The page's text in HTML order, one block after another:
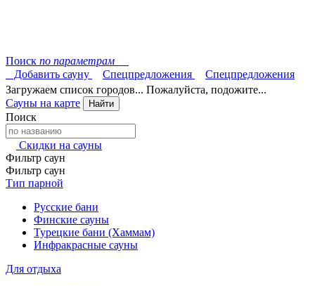
Поиск по параметрам
Добавить сауну
Спецпредложения
Спецпредложения
Загружаем список городов... Пожалуйста, подожите...
Сауны на карте
Найти
Поиск
Скидки на сауны
Фильтр саун
Фильтр саун
Тип парной
Русские бани
Финские сауны
Турецкие бани (Хаммам)
Инфракрасные сауны
Для отдыха